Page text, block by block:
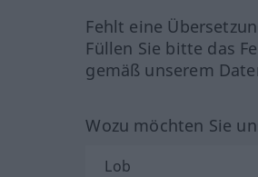
Fehlt eine
Füllen Sie bitte das
gemäß unserem
Wozu möchten Sie